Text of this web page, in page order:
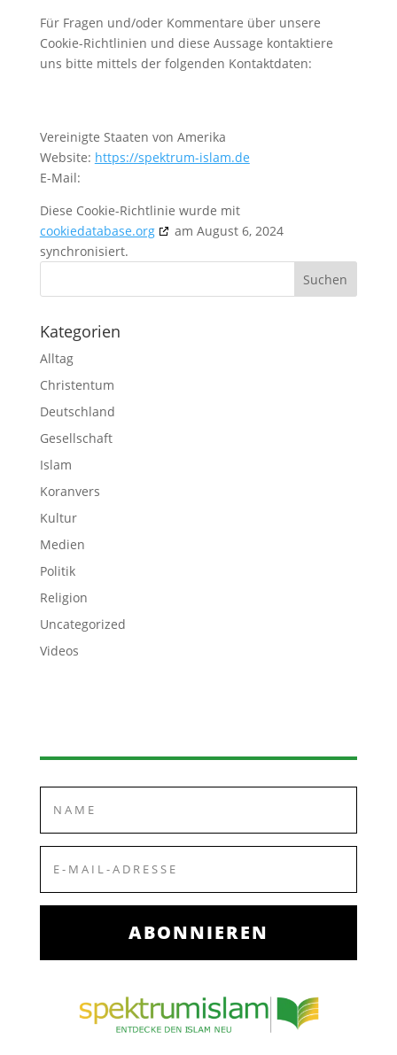
Für Fragen und/oder Kommentare über unsere
Cookie-Richtlinien und diese Aussage kontaktiere
uns bitte mittels der folgenden Kontaktdaten:
Vereinigte Staaten von Amerika
Website: https://spektrum-islam.de
E-Mail:
Diese Cookie-Richtlinie wurde mit
cookiedatabase.org
am August 6, 2024
synchronisiert.
Kategorien
Alltag
Christentum
Deutschland
Gesellschaft
Islam
Koranvers
Kultur
Medien
Politik
Religion
Uncategorized
Videos
ABONNIEREN